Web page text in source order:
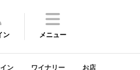
ン メニュー
ン ワイナリー お店